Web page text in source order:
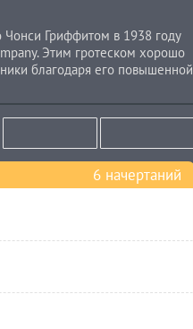
Гриффитом в 1938 году
Этим гротеском хорошо
благодаря его повышенной
для набора акциденции и
ParaType в 1999 году
году тем же дизайнером.
6 начертаний